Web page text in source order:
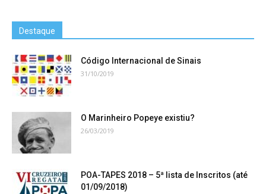
Destaque
Código Internacional de Sinais
31/10/2019
O Marinheiro Popeye existiu?
26/03/2019
POA-TAPES 2018 – 5ª lista de Inscritos (até
01/09/2018)